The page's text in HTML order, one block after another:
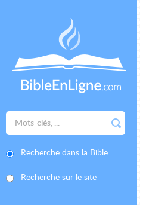
Recherche dans la Bible
Recherche sur le site